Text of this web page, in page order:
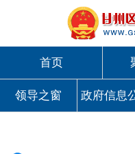
首页
领导之窗 政府信息